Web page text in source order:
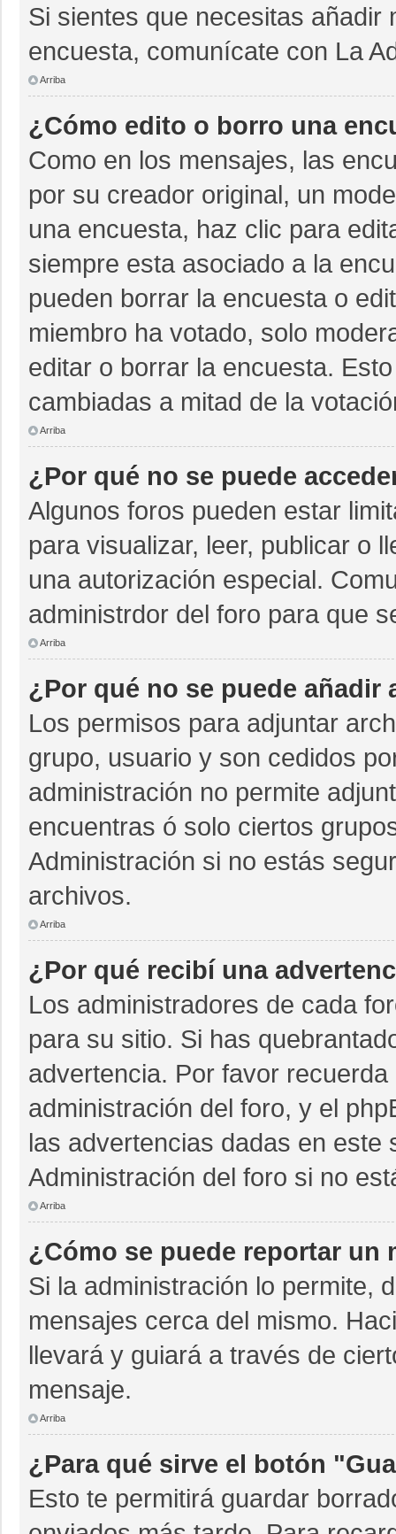
Si sientes que necesitas añadir
encuesta, comunícate con La
Arriba
¿Cómo edito o borro una
Como en los mensajes, las
por su creador original, un
una encuesta, haz clic para
siempre esta asociado a la
pueden borrar la encuesta o
miembro ha votado, solo
editar o borrar la encuesta.
cambiadas a mitad de la
Arriba
¿Por qué no se puede
Algunos foros pueden estar
para visualizar, leer, publicar o
una autorización especial.
administrdor del foro para que
Arriba
¿Por qué no se puede
Los permisos para adjuntar
grupo, usuario y son cedidos
administración no permite
encuentras ó solo ciertos
Administración si no estás
archivos.
Arriba
¿Por qué recibí una
Los administradores de cada
para su sitio. Si has
advertencia. Por favor
administración del foro, y el
las advertencias dadas en este
Administración del foro si no
Arriba
¿Cómo se puede reportar un
Si la administración lo permite,
mensajes cerca del mismo.
llevará y guiará a través de
mensaje.
Arriba
¿Para qué sirve el botón
Esto te permitirá guardar